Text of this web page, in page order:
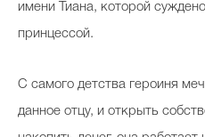
имени Тиана, которой
принцессой.
С самого детства героиня
данное отцу, и открыть